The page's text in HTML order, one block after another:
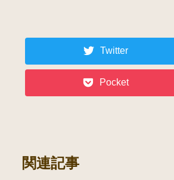
Twitter
Pocket
関連記事